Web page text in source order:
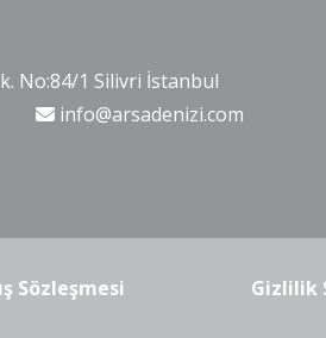
No:84/1 Silivri İstanbul
info@arsadenizi.com
Sözleşmesi Gizlilik